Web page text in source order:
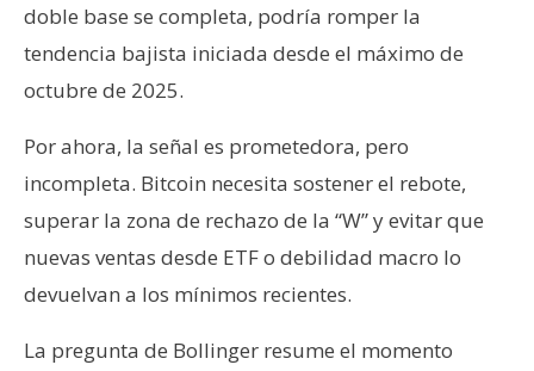
doble base se completa, podría romper la
tendencia bajista iniciada desde el máximo de
octubre de 2025.
Por ahora, la señal es prometedora, pero
incompleta. Bitcoin necesita sostener el rebote,
superar la zona de rechazo de la “W” y evitar que
nuevas ventas desde ETF o debilidad macro lo
devuelvan a los mínimos recientes.
La pregunta de Bollinger resume el momento